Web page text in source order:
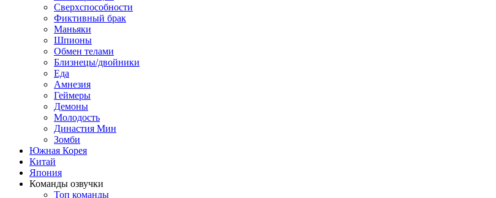
Сверхспособности
Фиктивный брак
Маньяки
Шпионы
Обмен телами
Близнецы/двойники
Еда
Амнезия
Геймеры
Демоны
Молодость
Династия Мин
Зомби
Южная Корея
Китай
Япония
Команды озвучки
Топ команды